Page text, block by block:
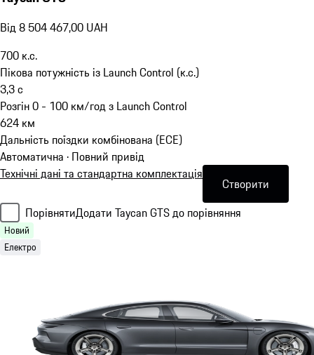
Від 8 504 467,00 UAH
700 к.с.
Пікова потужність із Launch Control (к.с.)
3,3с
Розгін 0 - 100 км/год з Launch Control
624 км
Дальність поїздки комбінована (ECE)
Автоматична · Повний привід
Технічні дані та стандартна комплектація
Створити
ПорівнятиДодати Taycan GTS до порівняння
Новий
Електро